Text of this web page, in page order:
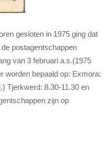
gesloten in 1975 ging dat
postagentschappen
van 3 februari a.s.(1975
worden bepaald op: Exmora:
Tjerkwerd: 8.30-11.30 en
zijn op